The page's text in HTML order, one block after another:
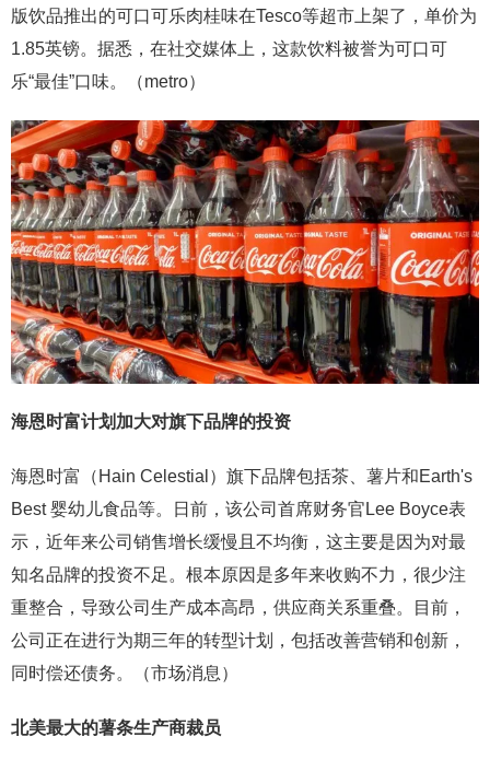
版饮品推出的可口可乐肉桂味在Tesco等超市上架了，单价为
1.85英镑。据悉，在社交媒体上，这款饮料被誉为可口可
乐“最佳”口味。（metro）
海恩时富计划加大对旗下品牌的投资
海恩时富（Hain Celestial）旗下品牌包括茶、薯片和Earth's
Best 婴幼儿食品等。日前，该公司首席财务官Lee Boyce表
示，近年来公司销售增长缓慢且不均衡，这主要是因为对最
知名品牌的投资不足。根本原因是多年来收购不力，很少注
重整合，导致公司生产成本高昂，供应商关系重叠。目前，
公司正在进行为期三年的转型计划，包括改善营销和创新，
同时偿还债务。（市场消息）
北美最大的薯条生产商裁员